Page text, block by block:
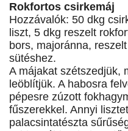
Rokfortos csirkemáj
Hozzávalók: 50 dkg
liszt, 5 dkg reszelt
bors, majoránna,
sütéshez.
A májakat szétszedjük,
leöblítjük. A habosra
pépesre zúzott
fűszerekkel. Annyi
palacsintatészta